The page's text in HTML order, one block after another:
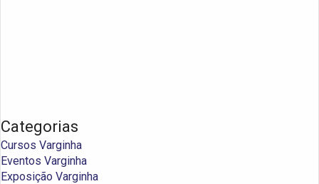
Categorias
Cursos Varginha
Eventos Varginha
Exposição Varginha